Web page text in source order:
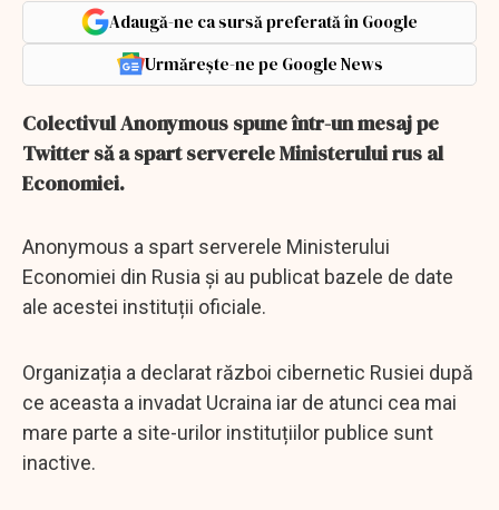
Adaugă-ne ca sursă preferată în Google
Urmărește-ne pe Google News
Colectivul Anonymous spune într-un mesaj pe
Twitter să a spart serverele Ministerului rus al
Economiei.
Anonymous a spart serverele Ministerului
Economiei din Rusia și au publicat bazele de date
ale acestei instituții oficiale.
Organizația a declarat război cibernetic Rusiei după
ce aceasta a invadat Ucraina iar de atunci cea mai
mare parte a site-urilor instituțiilor publice sunt
inactive.